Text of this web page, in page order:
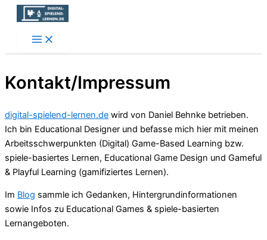
Inhalt
springen
Kontakt/Impressum
digital-spielend-lernen.de wird von Daniel Behnke betrieben.
Ich bin Educational Designer und befasse mich hier mit meinen
Arbeitsschwerpunkten (Digital) Game-Based Learning bzw.
spiele-basiertes Lernen, Educational Game Design und Gameful
& Playful Learning (gamifiziertes Lernen).
Im Blog sammle ich Gedanken, Hintergrundinformationen
sowie Infos zu Educational Games & spiele-basierten
Lernangeboten.